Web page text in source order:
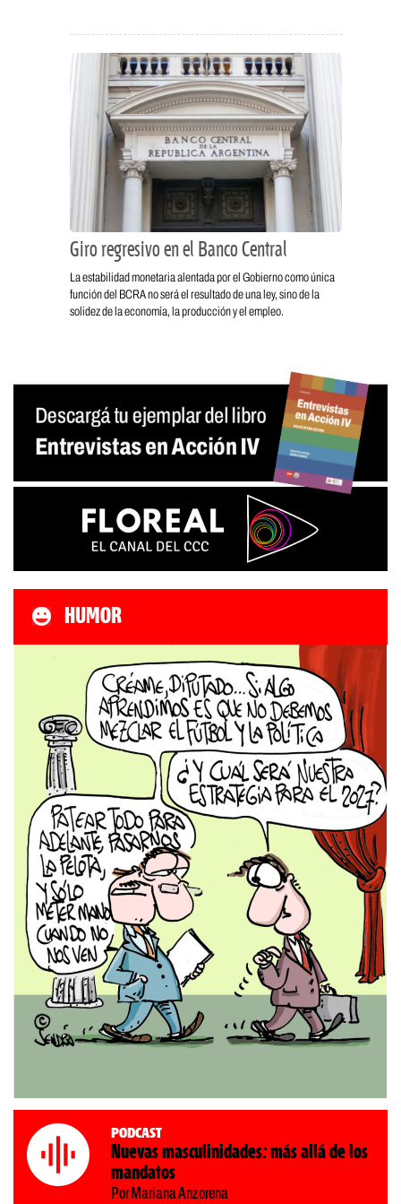
Giro regresivo en el Banco Central
La estabilidad monetaria alentada por el Gobierno como única
función del BCRA no será el resultado de una ley, sino de la
solidez de la economía, la producción y el empleo.
HUMOR
Podcast
Nuevas masculinidades: más allá de los
mandatos
Por Mariana Anzorena